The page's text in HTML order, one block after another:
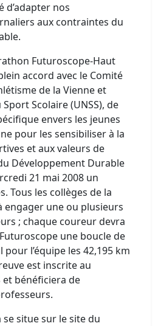
d’adapter nos
aux contraintes du
Futuroscope-Haut
accord avec le Comité
de la Vienne et
Scolaire (UNSS), de
envers les jeunes
pour les sensibiliser à la
et aux valeurs de
Développement Durable
21 mai 2008 un
Tous les collèges de la
engager une ou plusieurs
; chaque coureur devra
une boucle de
l’équipe les 42,195 km
est inscrite au
et bénéficiera de
se situe sur le site du